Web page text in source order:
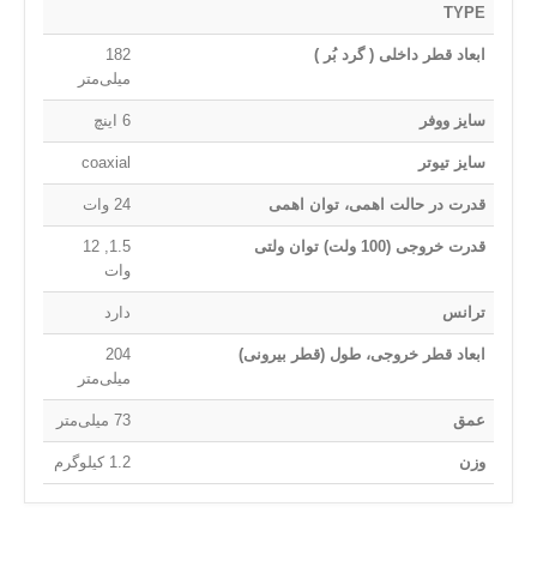
TYPE
ابعاد قطر داخلی ( گرد بُر )
182
میلی‌متر
سایز ووفر 6 اینچ
سایز تیوتر coaxial
قدرت در حالت اهمی، توان اهمی 24 وات
قدرت خروجی (100 ولت) توان ولتی
1.5, 12
وات
ترانس دارد
ابعاد قطر خروجی، طول (قطر بیرونی)
204
میلی‌متر
عمق 73 میلی‌متر
وزن 1.2 کیلوگرم